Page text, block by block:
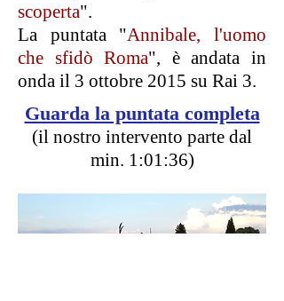
scoperta".
La puntata "Annibale, l'uomo
che sfidò Roma", è andata in
onda il 3 ottobre 2015 su Rai 3.
Guarda la puntata completa
(il nostro intervento parte dal
min. 1:01:36)